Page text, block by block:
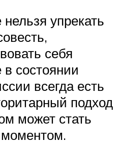
упрекать
себя
состоянии
всегда есть
подход
может стать